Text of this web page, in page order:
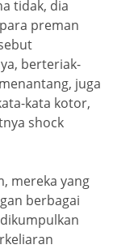
tidak, dia
preman
berteriak-
juga
kata kotor,
shock
mereka yang
berbagai